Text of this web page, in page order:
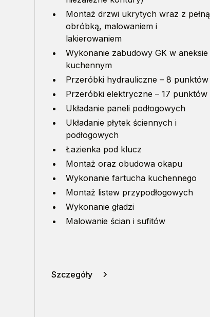
Montaż drzwi ukrytych wraz z pełną
obróbką, malowaniem i
lakierowaniem
Wykonanie zabudowy GK w aneksie
kuchennym
Przeróbki hydrauliczne – 8 punktów
Przeróbki elektryczne – 17 punktów
Układanie paneli podłogowych
Układanie płytek ściennych i
podłogowych
Łazienka pod klucz
Montaż oraz obudowa okapu
Wykonanie fartucha kuchennego
Montaż listew przypodłogowych
Wykonanie gładzi
Malowanie ścian i sufitów
Szczegóły